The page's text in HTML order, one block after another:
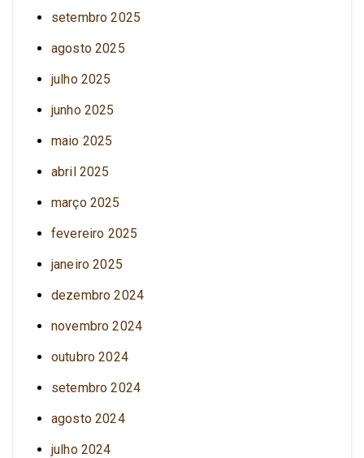
setembro 2025
agosto 2025
julho 2025
junho 2025
maio 2025
abril 2025
março 2025
fevereiro 2025
janeiro 2025
dezembro 2024
novembro 2024
outubro 2024
setembro 2024
agosto 2024
julho 2024